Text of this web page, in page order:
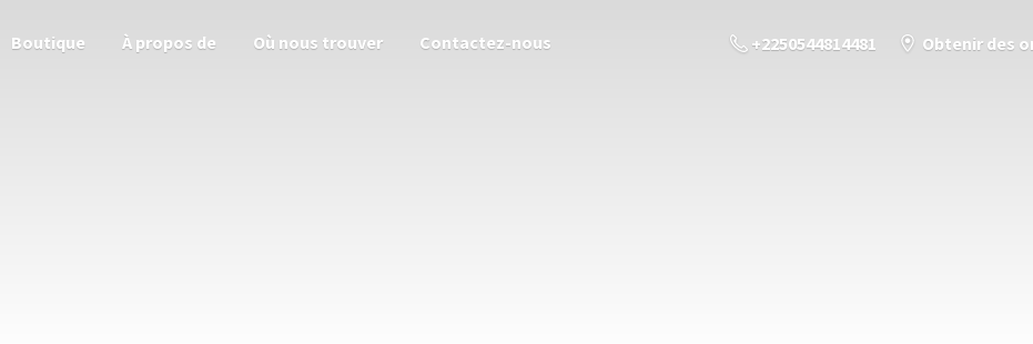
Boutique À propos de Où nous trouver Contactez-nous +2250544814481 Obtenir des